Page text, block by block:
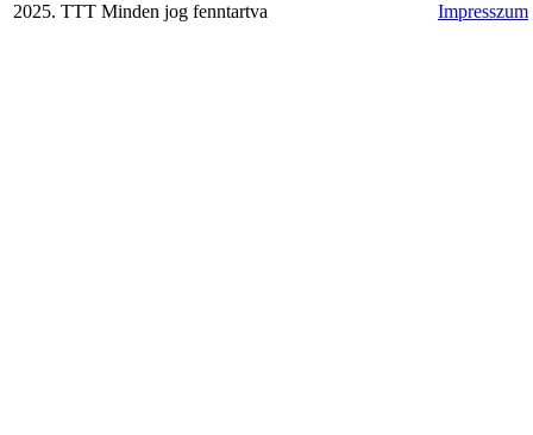
2025. TTT Minden jog fenntartva Impresszum